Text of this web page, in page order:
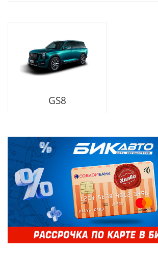
GS8